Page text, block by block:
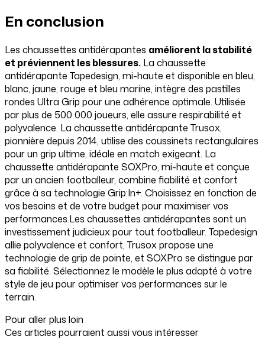
En conclusion
Les chaussettes antidérapantes améliorent la stabilité
et préviennent les blessures. La chaussette
antidérapante Tapedesign, mi-haute et disponible en bleu,
blanc, jaune, rouge et bleu marine, intègre des pastilles
rondes Ultra Grip pour une adhérence optimale. Utilisée
par plus de 500 000 joueurs, elle assure respirabilité et
polyvalence. La chaussette antidérapante Trusox,
pionnière depuis 2014, utilise des coussinets rectangulaires
pour un grip ultime, idéale en match exigeant. La
chaussette antidérapante SOXPro, mi-haute et conçue
par un ancien footballeur, combine fiabilité et confort
grâce à sa technologie Grip:In+. Choisissez en fonction de
vos besoins et de votre budget pour maximiser vos
performances.Les chaussettes antidérapantes sont un
investissement judicieux pour tout footballeur. Tapedesign
allie polyvalence et confort, Trusox propose une
technologie de grip de pointe, et SOXPro se distingue par
sa fiabilité. Sélectionnez le modèle le plus adapté à votre
style de jeu pour optimiser vos performances sur le
terrain.
Pour aller plus loin
Ces articles pourraient aussi vous intéresser